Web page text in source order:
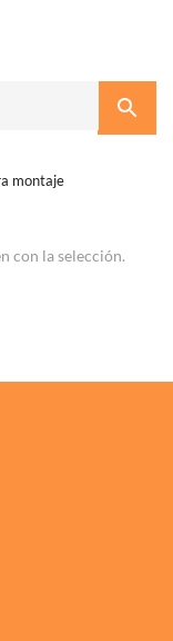
montaje
con la selección.